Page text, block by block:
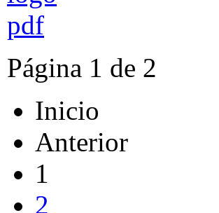
Página 1 de 2
Inicio
Anterior
1
2